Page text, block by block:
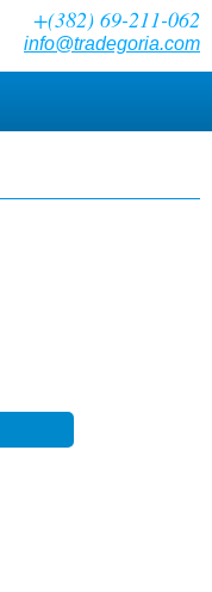
+(382) 69-211-062
info@tradegoria.com